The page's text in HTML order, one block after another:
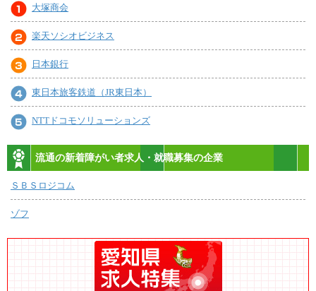
大塚商会
楽天ソシオビジネス
日本銀行
東日本旅客鉄道（JR東日本）
NTTドコモソリューションズ
流通の新着障がい者求人・就職募集の企業
ＳＢＳロジコム
ゾフ